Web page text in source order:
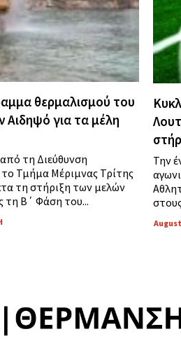
θερμαλισμού του
Αιδηψό για τα μέλη
τη Διεύθυνση
το Τμήμα Μέριμνας Τρίτης
τη στήριξη των μελών
τη Β΄ Φάση του...
Την
August